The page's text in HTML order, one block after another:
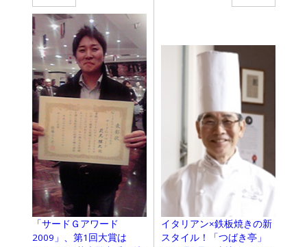
「サードＧアワード
2009」、第1回大賞は
イタリアン×鉄板焼きの新
スタイル！「つばき亭」